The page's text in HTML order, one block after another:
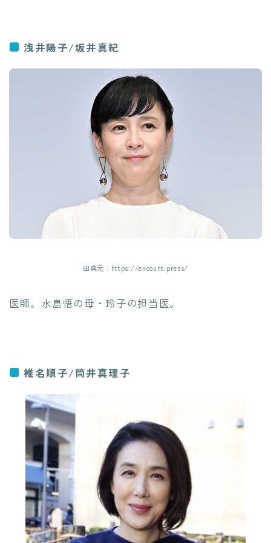
浅井陽子/坂井真紀
出典元：https://encount.press/
医師。水島悟の母・玲子の担当医。
椎名順子/筒井真理子